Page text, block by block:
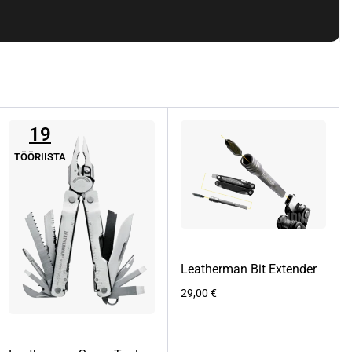
19
TÖÖRIISTA
Leatherman Bit Extender
29,00 €